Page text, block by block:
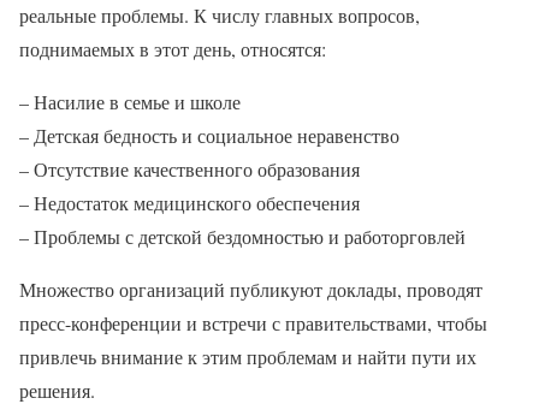
реальные проблемы. К числу главных вопросов,
поднимаемых в этот день, относятся:
– Насилие в семье и школе
– Детская бедность и социальное неравенство
– Отсутствие качественного образования
– Недостаток медицинского обеспечения
– Проблемы с детской бездомностью и работорговлей
Множество организаций публикуют доклады, проводят
пресс-конференции и встречи с правительствами, чтобы
привлечь внимание к этим проблемам и найти пути их
решения.